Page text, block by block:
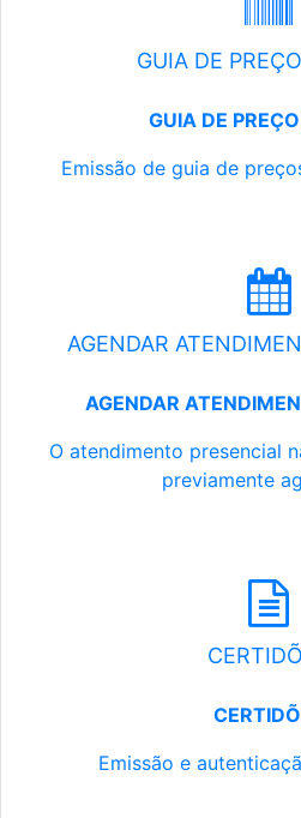
GUIA DE
GUIA DE
Emissão de guia de
AGENDAR
AGENDAR
O atendimento presencial
previamente
Emissão e